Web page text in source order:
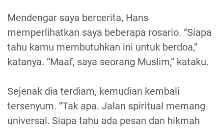
Mendengar saya bercerita, Hans
memperlihatkan saya beberapa rosario. “Siapa
tahu kamu membutuhkan ini untuk berdoa,”
katanya. “Maaf, saya seorang Muslim,” kataku.
Sejenak dia terdiam, kemudian kembali
tersenyum. “Tak apa. Jalan spiritual memang
universal. Siapa tahu ada pesan dan hikmah